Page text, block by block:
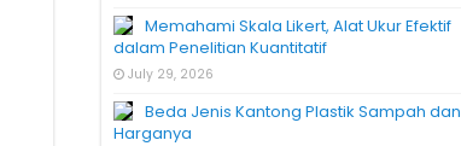
Memahami Skala Likert, Alat Ukur Efektif
dalam Penelitian Kuantitatif
July 29, 2026
Beda Jenis Kantong Plastik Sampah dan
Harganya